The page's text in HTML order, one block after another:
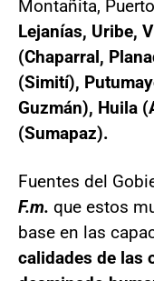
Montañita,
Lejanías, Uribe,
(Chaparral,
(Simití),
Guzmán), Huila
(Sumapaz).
Fuentes del
F.m. que estos
base en las
calidades de las